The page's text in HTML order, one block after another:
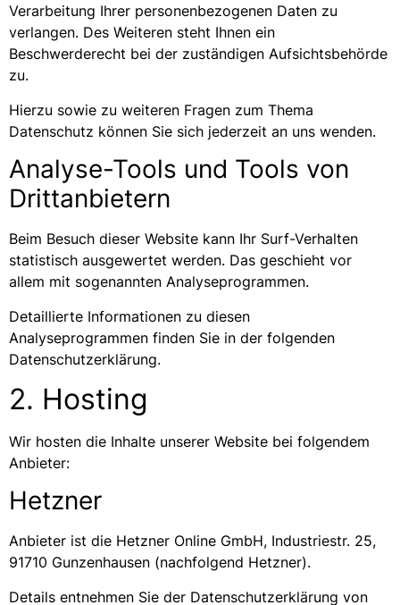
Verarbeitung Ihrer personenbezogenen Daten zu
verlangen. Des Weiteren steht Ihnen ein
Beschwerderecht bei der zuständigen Aufsichtsbehörde
zu.
Hierzu sowie zu weiteren Fragen zum Thema
Datenschutz können Sie sich jederzeit an uns wenden.
Analyse-Tools und Tools von
Dritt­anbietern
Beim Besuch dieser Website kann Ihr Surf-Verhalten
statistisch ausgewertet werden. Das geschieht vor
allem mit sogenannten Analyseprogrammen.
Detaillierte Informationen zu diesen
Analyseprogrammen finden Sie in der folgenden
Datenschutzerklärung.
2. Hosting
Wir hosten die Inhalte unserer Website bei folgendem
Anbieter:
Hetzner
Anbieter ist die Hetzner Online GmbH, Industriestr. 25,
91710 Gunzenhausen (nachfolgend Hetzner).
Details entnehmen Sie der Datenschutzerklärung von